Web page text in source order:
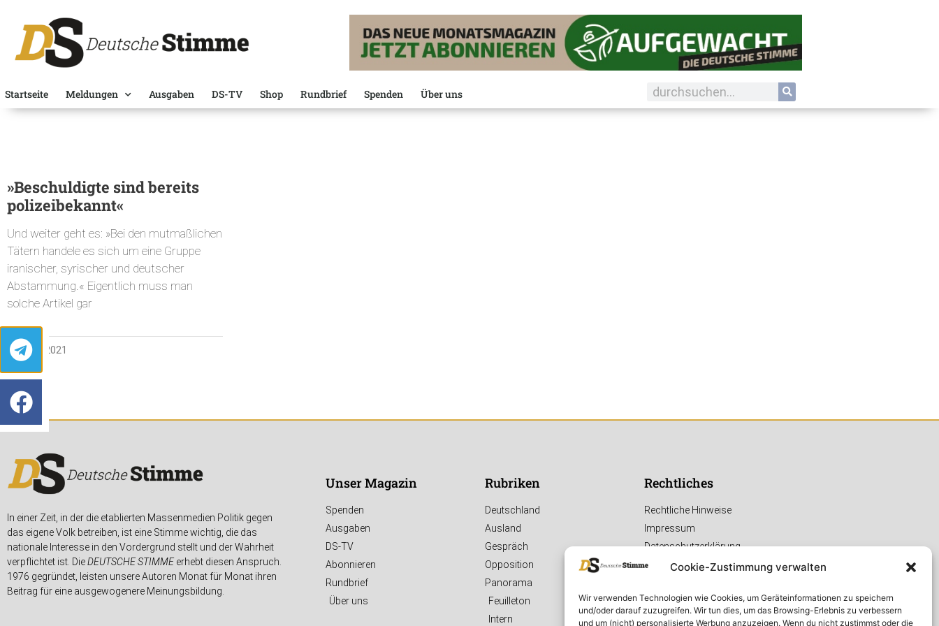
Cookie-Zustimmung verwalten
Wir verwenden Technologien wie Cookies, um Geräteinformationen zu speichern
und/oder darauf zuzugreifen. Wir tun dies, um das Browsing-Erlebnis zu verbessern
und um (nicht) personalisierte Werbung anzuzeigen. Wenn du nicht zustimmst oder die
Startseite Meldungen Ausgaben DS-TV Shop Rundbrief Spenden Über uns
»Beschuldigte sind bereits
polizeibekannt«
Und weiter geht es: »Bei den mutmaßlichen
Tätern handele es sich um eine Gruppe
iranischer, syrischer und deutscher
Abstammung.« Eigentlich muss man
solche Artikel gar
22. JUNI 2021
In einer Zeit, in der die etablierten Massenmedien Politik gegen
das eigene Volk betreiben, ist eine Stimme wichtig, die das
nationale Interesse in den Vordergrund stellt und der Wahrheit
verpflichtet ist. DieDEUTSCHE STIMMEerhebt diesen Anspruch.
1976 gegründet, leisten unsere Autoren Monat für Monat ihren
Beitrag für eine ausgewogenere Meinungsbildung.
Unser Magazin
Spenden
Ausgaben
DS-TV
Abonnieren
Rundbrief
Über uns
Rubriken
Deutschland
Ausland
Gespräch
Opposition
Panorama
Feuilleton
Intern
Rechtliches
Rechtliche Hinweise
Impressum
Datenschutzerklärung